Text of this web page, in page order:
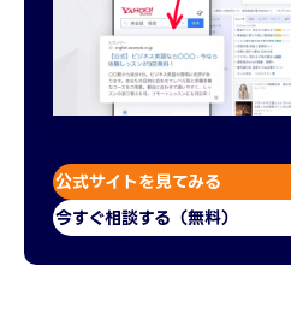
公式サイトを見てみる
今すぐ相談する（無料）